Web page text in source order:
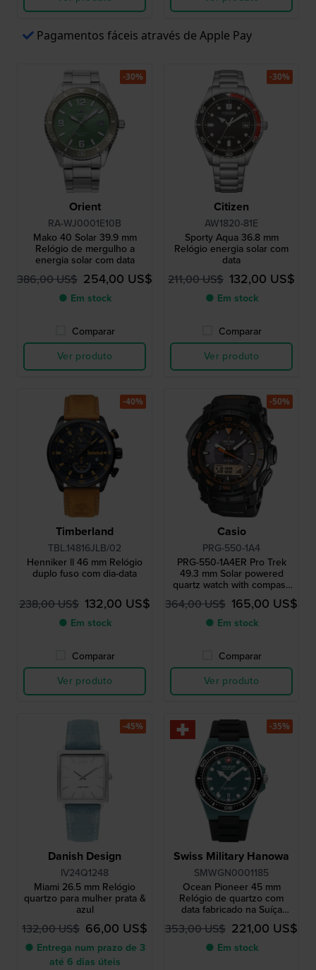
Pagamentos fáceis através de Apple Pay
Orient
RA-WJ0001E10B
Mako 40 Solar 39.9 mm
Relógio de mergulho a
energia solar com data
386,00 US$ 254,00 US$
● Em stock
Comparar
Ver produto
-30%
Citizen
AW1820-81E
Sporty Aqua 36.8 mm
Relógio energia solar com
data
211,00 US$ 132,00 US$
● Em stock
Comparar
Ver produto
-30%
Timberland
TBL.14816JLB/02
Henniker ll 46 mm Relógio
duplo fuso com dia-data
238,00 US$ 132,00 US$
● Em stock
Comparar
Ver produto
-40%
Casio
PRG-550-1A4
PRG-550-1A4ER Pro Trek
49.3 mm Solar powered
quartz watch with compass
barometer thermometer
and altimeter
364,00 US$ 165,00 US$
● Em stock
Comparar
Ver produto
-50%
Danish Design
IV24Q1248
Miami 26.5 mm Relógio
quartzo para mulher prata &
azul
132,00 US$ 66,00 US$
● Entrega num prazo de 3
até 6 dias úteis
-45%
Swiss Military Hanowa
SMWGN0001185
Ocean Pioneer 45 mm
Relógio de quartzo com
data fabricado na Suíça
#Tide Ocean Plastic
353,00 US$ 221,00 US$
● Em stock
-35%